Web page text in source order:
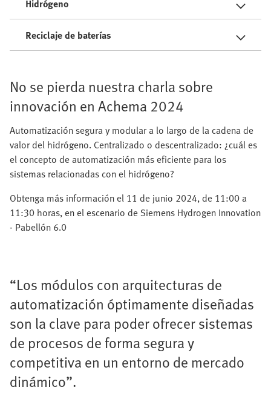
Hidrógeno
Reciclaje de baterías
No se pierda nuestra charla sobre
innovación en Achema 2024
Automatización segura y modular a lo largo de la cadena de
valor del hidrógeno. Centralizado o descentralizado: ¿cuál es
el concepto de automatización más eficiente para los
sistemas relacionadas con el hidrógeno?
Obtenga más información el 11 de junio 2024, de 11:00 a
11:30 horas, en el escenario de Siemens Hydrogen Innovation
- Pabellón 6.0
“Los módulos con arquitecturas de
automatización óptimamente diseñadas
son la clave para poder ofrecer sistemas
de procesos de forma segura y
competitiva en un entorno de mercado
dinámico”.